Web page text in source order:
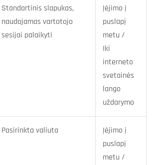
Standartinis slapukas,
naudojamas vartotojo
sesijai palaikyti
Įėjimo į
puslapį
metu /
Iki
interneto
svetainės
lango
uždarymo
Pasirinkta valiuta
Įėjimo į
puslapį
metu /